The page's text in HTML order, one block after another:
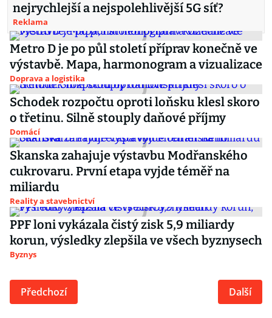
nejrychlejší a nejspolehlivější 5G síť?
Reklama
Metro D je po půl století příprav konečně ve
výstavbě. Mapa, harmonogram a vizualizace
Doprava a logistika
Schodek rozpočtu oproti loňsku klesl skoro
o třetinu. Silně stouply daňové příjmy
Domácí
Skanska zahajuje výstavbu Modřanského
cukrovaru. První etapa vyjde téměř na
miliardu
Reality a stavebnictví
PPF loni vykázala čistý zisk 5,9 miliardy
korun, výsledky zlepšila ve všech byznysech
Byznys
Předchozí Další